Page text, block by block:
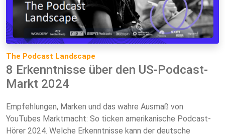
The Podcast Landscape
8 Erkenntnisse über den US-Podcast-
Markt 2024
Empfehlungen, Marken und das wahre Ausmaß von
YouTubes Marktmacht: So ticken amerikanische Podcast-
Hörer 2024. Welche Erkenntnisse kann der deutsche